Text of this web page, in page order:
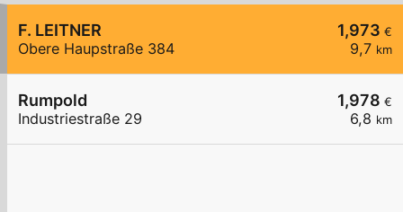
1,973 €
9,7 km
F. LEITNER
Obere Haupstraße 384
1,978 €
6,8 km
Rumpold
Industriestraße 29